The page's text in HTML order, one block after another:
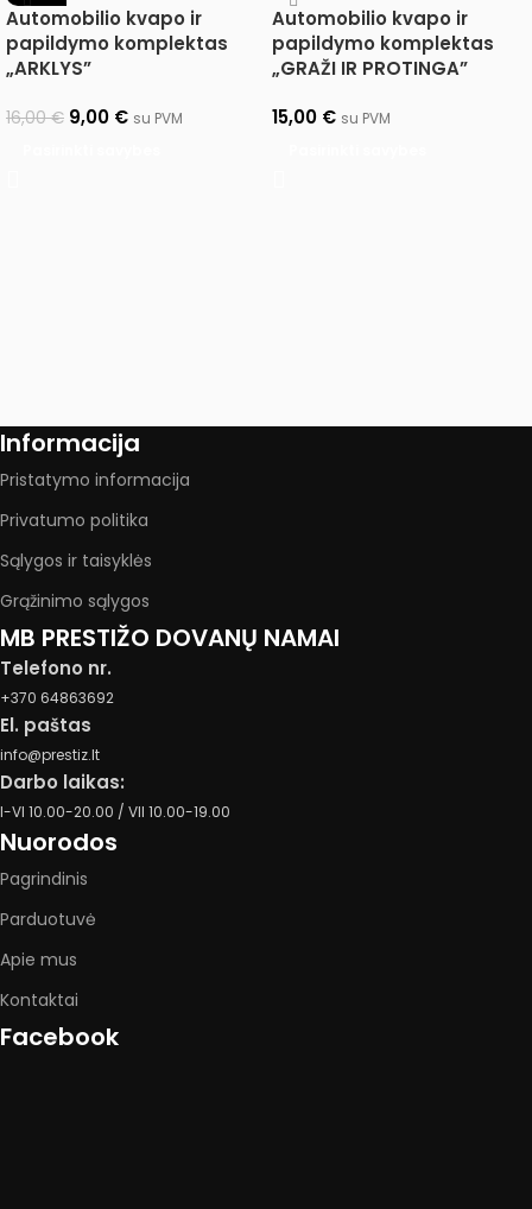
-44%
Automobilio kvapo ir
papildymo komplektas
„ARKLYS”
16,00€ 9,00 € su PVM
Automobilio kvapo ir
papildymo komplektas
„GRAŽI IR PROTINGA”
15,00 € su PVM
Informacija
Pristatymo informacija
Privatumo politika
Sąlygos ir taisyklės
Grąžinimo sąlygos
MB PRESTIŽO DOVANŲ NAMAI
Telefono nr.
+370 64863692
El. paštas
info@prestiz.lt
Darbo laikas:
I-VI 10.00-20.00 / VII 10.00-19.00
Nuorodos
Pagrindinis
Parduotuvė
Apie mus
Kontaktai
Facebook